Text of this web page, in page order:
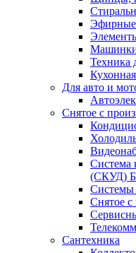
Эфирные
Машинки
Техника
Для авто и
Снятое с
Система
(СКУД)
Системы
Снятое с
Сантехника